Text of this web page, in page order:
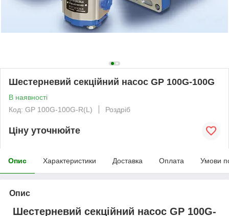
Шестерневий секційний насос GP 100G-100G
В наявності
Код: GP 100G-100G-R(L)
Роздріб
Ціну уточнюйте
Опис Характеристики Доставка Оплата Умови
Опис
Шестерневий секційний насос GP 100G-